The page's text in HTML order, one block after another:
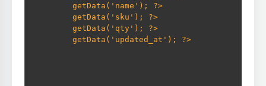
getData('name'); ?>
getData('sku'); ?>
getData('qty'); ?>
getData('updated_at'); ?>